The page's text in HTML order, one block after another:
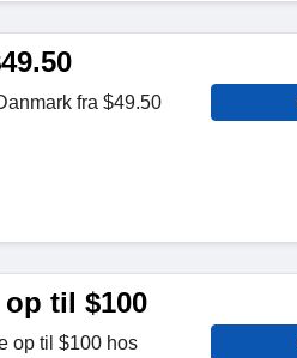
fra $49.50
til $100
op til $100 hos